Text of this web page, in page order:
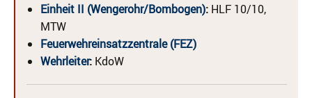
Einheit II (Wengerohr/Bombogen): HLF 10/10,
MTW
Feuerwehreinsatzzentrale (FEZ)
Wehrleiter: KdoW